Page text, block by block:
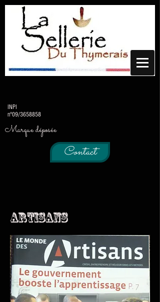
INPI
n°09/3658858
Marque déposée
Contact
ARTISANS